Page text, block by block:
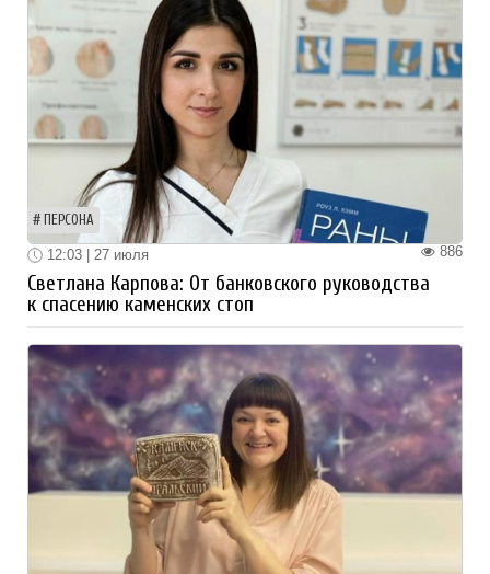
ПЕРСОНА
886
12:03 | 27 июля
Светлана Карпова: От банковского руководства
к спасению каменских стоп